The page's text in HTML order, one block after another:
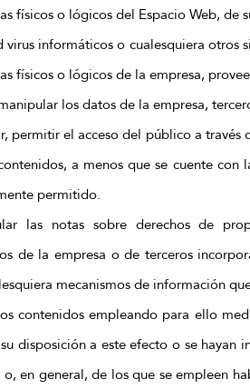
físicos o lógicos del Espacio Web, de
informáticos o cualesquiera otros
físicos o lógicos de la empresa,
los datos de la empresa,
permitir el acceso del público a
a menos que se cuente
permitido.
las notas sobre derechos de
de la empresa o de terceros
mecanismos de información
contenidos empleando para ello
disposición a este efecto o se
en general, de los que se empleen